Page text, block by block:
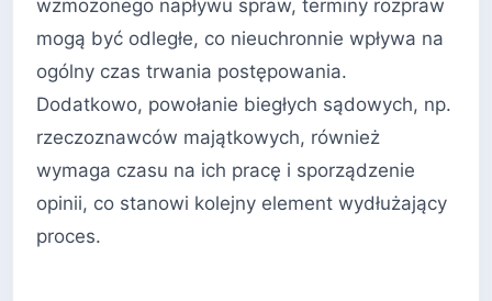
wzmożonego napływu spraw, terminy rozpraw
mogą być odległe, co nieuchronnie wpływa na
ogólny czas trwania postępowania.
Dodatkowo, powołanie biegłych sądowych, np.
rzeczoznawców majątkowych, również
wymaga czasu na ich pracę i sporządzenie
opinii, co stanowi kolejny element wydłużający
proces.